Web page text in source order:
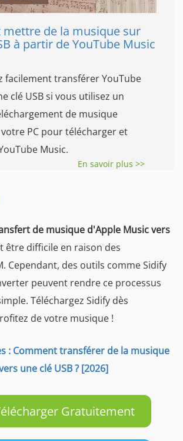
de la musique sur
à partir de YouTube Music
facilement transférer YouTube
clé USB si vous utilisez un
de musique
PC pour télécharger et
Music.
En savoir plus >>
de musique d'Apple Music vers
être difficile en raison des
Cependant, des outils comme Sidify
peuvent rendre ce processus
Téléchargez Sidify dès
de votre musique !
: Comment transférer de la musique
une clé USB ? [2026]
Gratuitement